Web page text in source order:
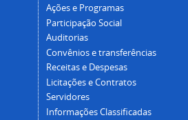
Ações e Programas
Participação Social
Auditorias
Convênios e transferências
Receitas e Despesas
Licitações e Contratos
Servidores
Informações Classificadas